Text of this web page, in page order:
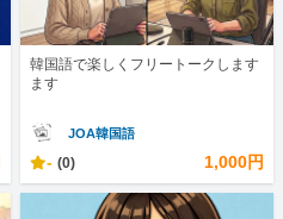
韓国語で楽しくフリートークします
ます
JOA韓国語
- (0) 1,000円